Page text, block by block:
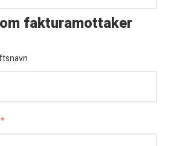
fakturamottaker
*